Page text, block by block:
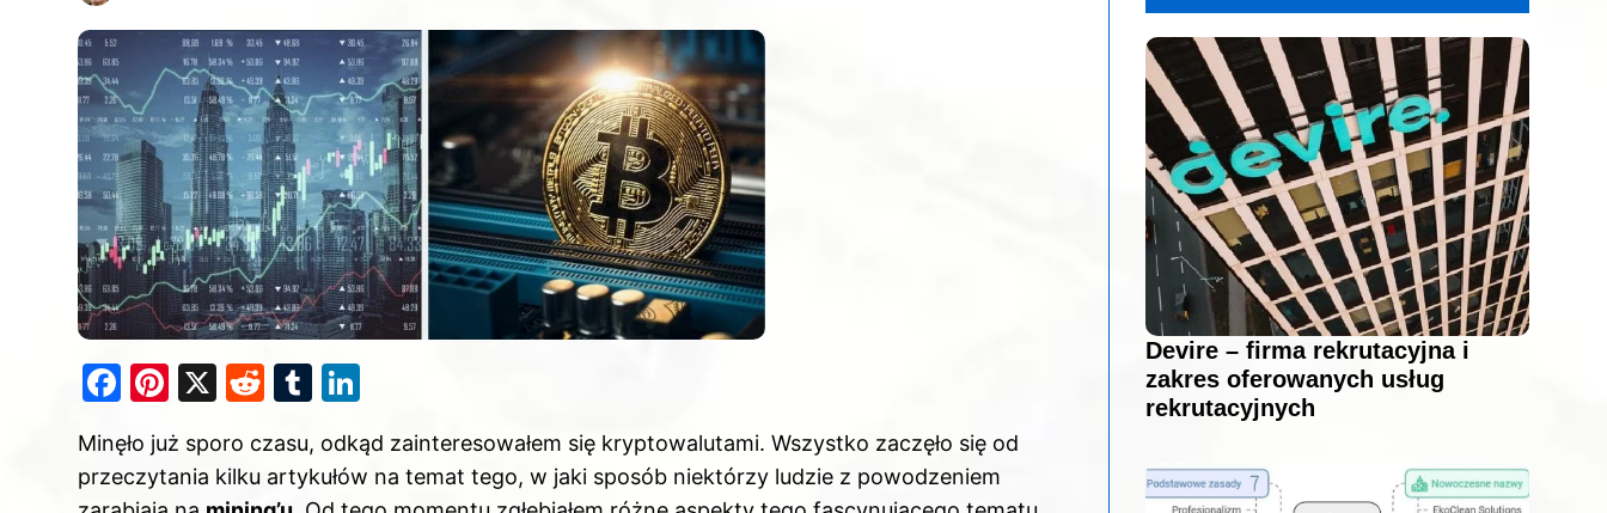
F
c
e
Pi
er
e
X
R
d
di
T
m
bl
k
e
Minęło już sporo czasu, odkąd zainteresowałem się kryptowalutami. Wszystko zaczęło się od
przeczytania kilku artykułów na temat tego, w jaki sposób niektórzy ludzie z powodzeniem
Devire – firma rekrutacyjna i
zakres oferowanych usług
rekrutacyjnych